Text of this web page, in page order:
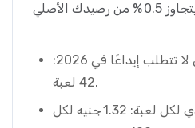
إجمالي عدد الألعاب التي لا تتطلب إيداعًا في 2026:
42 لعبة.
متوسط العائد النقدي لكل لعبة: 1.32 جنيه لكل